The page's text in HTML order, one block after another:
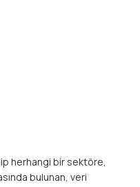
herhangi bir sektöre,
bulunan, veri